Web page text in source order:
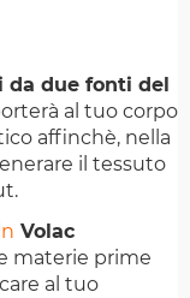
da due fonti del
al tuo corpo
affinchè, nella
il tessuto
Volac
materie prime
al tuo